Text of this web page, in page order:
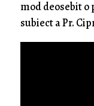
mod deosebit o
subiect a Pr.